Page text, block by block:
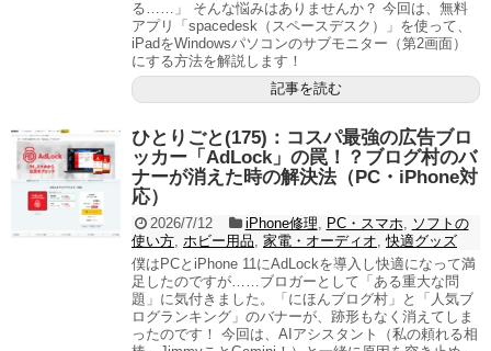
る……」 そんな悩みはありませんか？ 今回は、無料
アプリ「spacedesk（スペースデスク）」を使って、
iPadをWindowsパソコンのサブモニター（第2画面）
にする方法を解説します！
記事を読む
ひとりごと(175)：コスパ最強の広告ブロ
ッカー「AdLock」の罠！？ブログ村のバ
ナーが消えた時の解決法（PC・iPhone対
応）
2026/7/12 iPhone修理 PC・スマホ
ソフトの
使い方 ホビー用品 家電・オーディオ ,快適グッズ
僕はPCとiPhone 11にAdLockを導入し快適になって満
足したのですが……ブロガーとして「ある重大な問
題」に気付きました。「にほんブログ村」と「人気ブ
ログランキング」のバナーが、跡形もなく消えてしま
ったのです！ 今回は、AIアシスタント（私の頼れる相